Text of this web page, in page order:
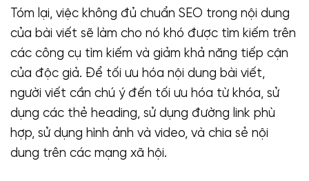
Tóm lại, việc không đủ chuẩn SEO trong nội dung
của bài viết sẽ làm cho nó khó được tìm kiếm trên
các công cụ tìm kiếm và giảm khả năng tiếp cận
của độc giả. Để tối ưu hóa nội dung bài viết,
người viết cần chú ý đến tối ưu hóa từ khóa, sử
dụng các thẻ heading, sử dụng đường link phù
hợp, sử dụng hình ảnh và video, và chia sẻ nội
dung trên các mạng xã hội.